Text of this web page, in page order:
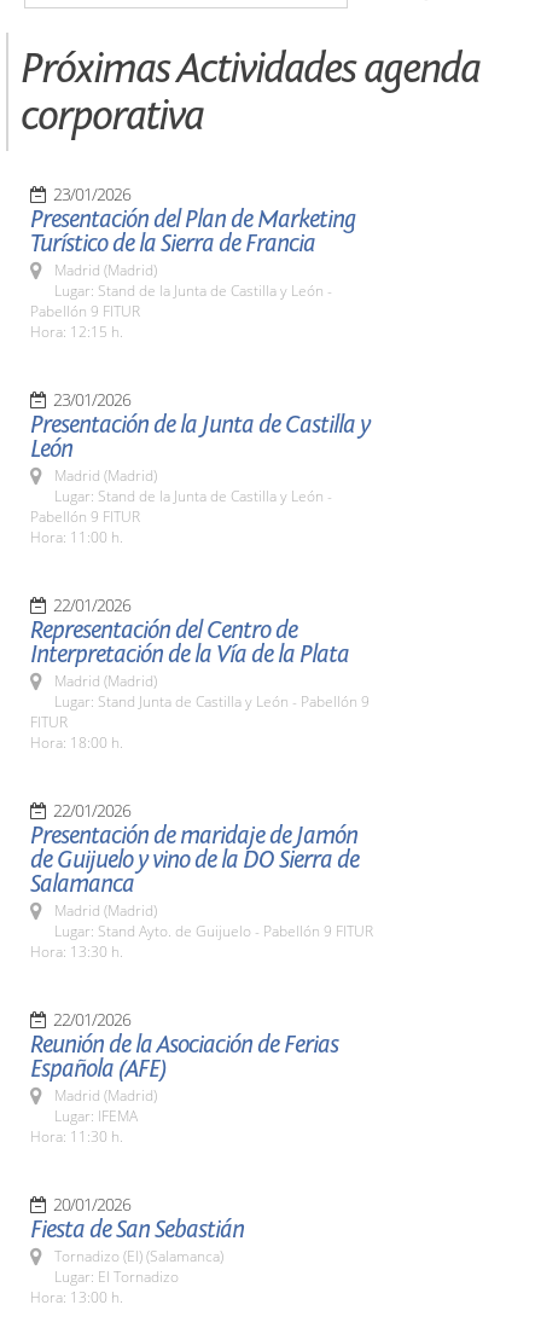
Próximas Actividades agenda
corporativa
23/01/2026
Presentación del Plan de Marketing
Turístico de la Sierra de Francia
Madrid (Madrid)
Lugar: Stand de la Junta de Castilla y León -
Pabellón 9 FITUR
Hora: 12:15 h.
23/01/2026
Presentación de la Junta de Castilla y
León
Madrid (Madrid)
Lugar: Stand de la Junta de Castilla y León -
Pabellón 9 FITUR
Hora: 11:00 h.
22/01/2026
Representación del Centro de
Interpretación de la Vía de la Plata
Madrid (Madrid)
Lugar: Stand Junta de Castilla y León - Pabellón 9
FITUR
Hora: 18:00 h.
22/01/2026
Presentación de maridaje de Jamón
de Guijuelo y vino de la DO Sierra de
Salamanca
Madrid (Madrid)
Lugar: Stand Ayto. de Guijuelo - Pabellón 9 FITUR
Hora: 13:30 h.
22/01/2026
Reunión de la Asociación de Ferias
Española (AFE)
Madrid (Madrid)
Lugar: IFEMA
Hora: 11:30 h.
20/01/2026
Fiesta de San Sebastián
Tornadizo (El) (Salamanca)
Lugar: El Tornadizo
Hora: 13:00 h.